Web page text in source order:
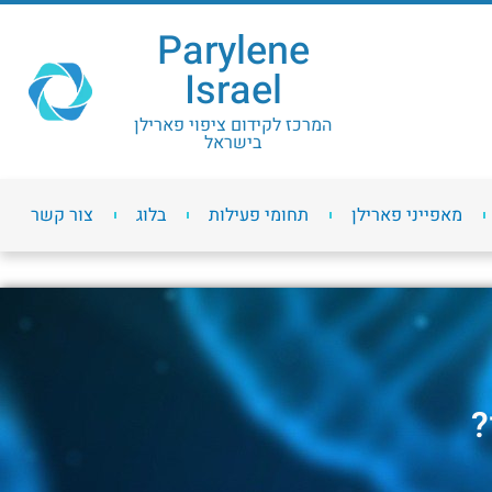
Parylene
Israel
המרכז לקידום ציפוי פארילן
בישראל
מאפייני פארילן תחומי פעילות בלוג צור קשר